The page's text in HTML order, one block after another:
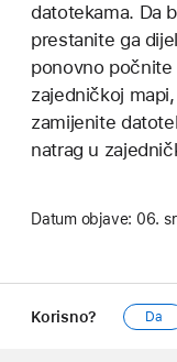
datotekama. Da
prestanite ga
ponovno počnite
zajedničkoj
zamijenite
natrag u
Datum objave: 06.
Korisno? Da